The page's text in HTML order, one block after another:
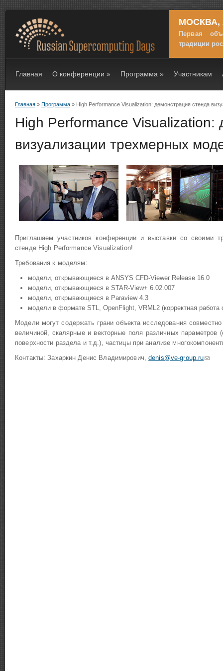
МОСКВА,
Первая
традиции
Главная О конференции » Программа » Участникам
Вы здесь
Главная » Программа » High Performance Visualization: демонстрация стенда
High Performance Visualization:
визуализации трехмерных
Приглашаем участников конференции и выставки со своими
стенде High Performance Visualization!
Требования к моделям:
модели, открывающиеся в ANSYS CFD-Viewer Release 16.0
модели, открывающиеся в STAR-View+ 6.02.007
модели, открывающиеся в Paraview 4.3
модели в формате STL, OpenFlight, VRML2 (корректная
Модели могут содержать грани объекта исследования
величиной, скалярные и векторные поля различных
поверхности раздела и т.д.), частицы при анализе
Контакты: Захаркин Денис Владимирович,denis@ve-group.ru